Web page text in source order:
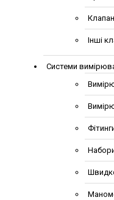
Інші
Системи